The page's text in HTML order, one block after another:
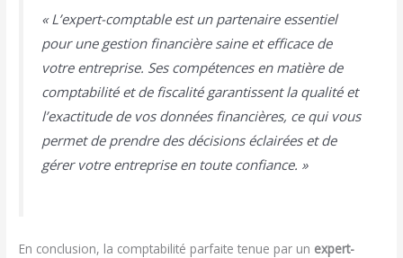
« L’expert-comptable est un partenaire essentiel
pour une gestion financière saine et efficace de
votre entreprise. Ses compétences en matière de
comptabilité et de fiscalité garantissent la qualité et
l’exactitude de vos données financières, ce qui vous
permet de prendre des décisions éclairées et de
gérer votre entreprise en toute confiance. »
En conclusion, la comptabilité parfaite tenue par un expert-